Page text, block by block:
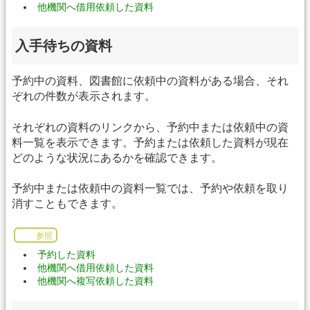
他機関へ借用依頼した資料
入手待ちの資料
予約中の資料、図書館に依頼中の資料がある場合、それ
ぞれの件数が表示されます。
それぞれの資料のリンクから、予約中または依頼中の資
料一覧を表示できます。予約または依頼した資料が現在
どのような状況にあるかを確認できます。
予約中または依頼中の資料一覧では、予約や依頼を取り
消すこともできます。
参照
予約した資料
他機関へ借用依頼した資料
他機関へ複写依頼した資料